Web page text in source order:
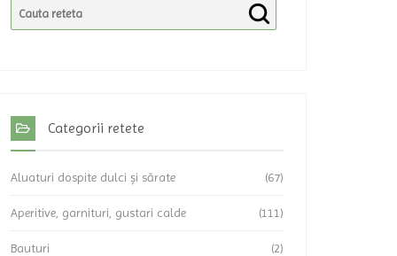
Categorii retete
Aluaturi dospite dulci și sărate (67)
Aperitive, garnituri, gustari calde (111)
Bauturi (2)